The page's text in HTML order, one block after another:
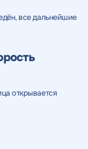
все дальнейшие
открывается